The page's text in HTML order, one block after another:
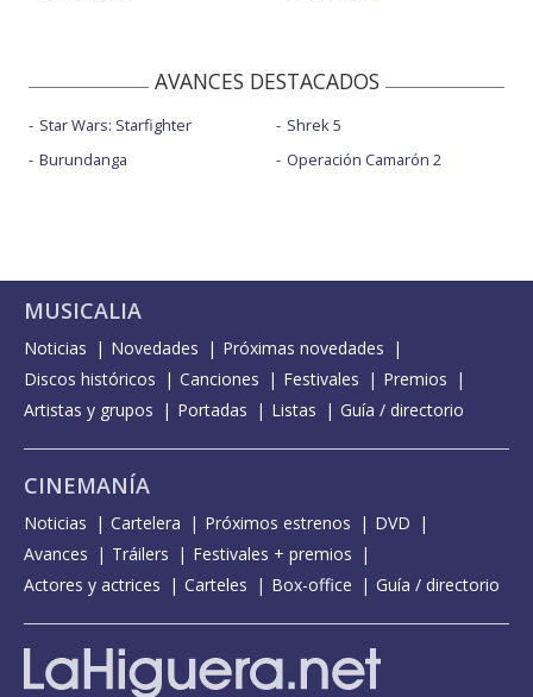
AVANCES DESTACADOS
Star Wars: Starfighter
Burundanga
Shrek 5
Operación Camarón 2
MUSICALIA
Noticias Novedades
Próximas novedades
Discos históricos
Canciones Festivales
Premios
Artistas y grupos
Portadas Listas Guía / directorio
CINEMANÍA
Noticias Cartelera Próximos estrenos
DVD
Avances
Tráilers
Festivales + premios
Actores y actrices
Carteles Box-office Guía / directorio